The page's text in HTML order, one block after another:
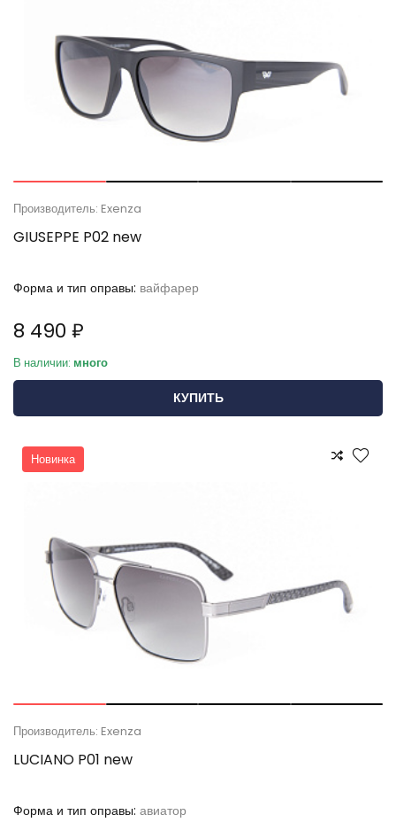
Производитель: Exenza
GIUSEPPE P02 new
Форма и тип оправы: вайфарер
8 490 ₽
В наличии: много
КУПИТЬ
Новинка
Производитель: Exenza
LUCIANO P01 new
Форма и тип оправы: авиатор